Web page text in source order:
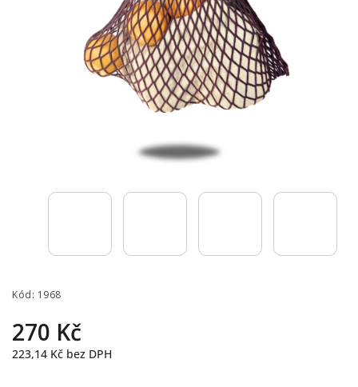
Kód: 1968
270 Kč
223,14 Kč bez DPH